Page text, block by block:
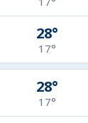
28°
17°
28°
17°